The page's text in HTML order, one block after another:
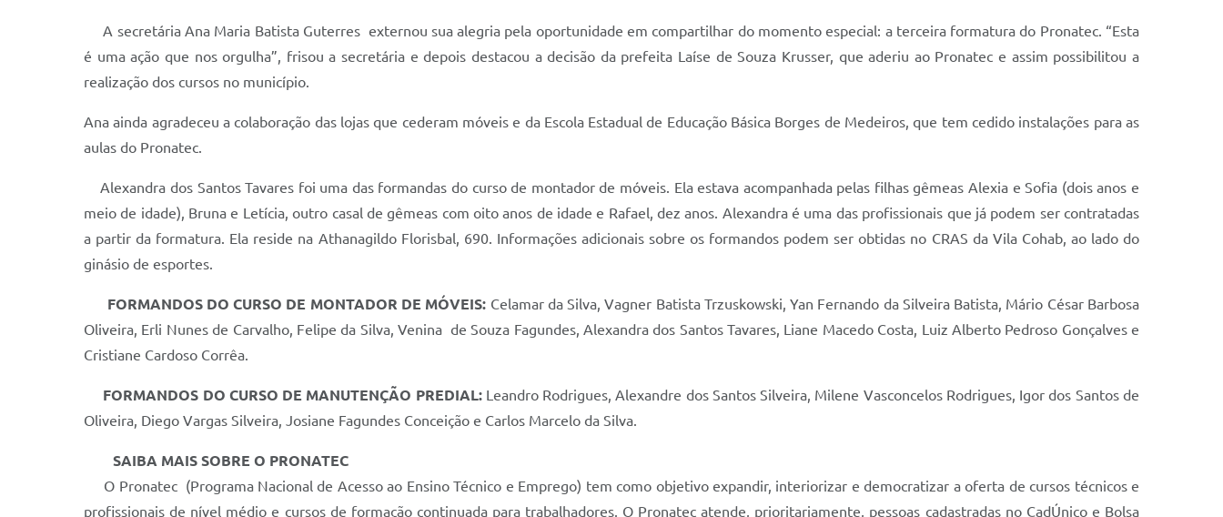
A secretária Ana Maria Batista Guterres externou sua alegria pela oportunidade em compartilhar do momento especial: a terceira formatura do Pronatec. “Esta
é uma ação que nos orgulha”, frisou a secretária e depois destacou a decisão da prefeita Laíse de Souza Krusser, que aderiu ao Pronatec e assim possibilitou a
realização dos cursos no município.
Ana ainda agradeceu a colaboração das lojas que cederam móveis e da Escola Estadual de Educação Básica Borges de Medeiros, que tem cedido instalações para as
aulas do Pronatec.
Alexandra dos Santos Tavares foi uma das formandas do curso de montador de móveis. Ela estava acompanhada pelas filhas gêmeas Alexia e Sofia (dois anos e
meio de idade), Bruna e Letícia, outro casal de gêmeas com oito anos de idade e Rafael, dez anos. Alexandra é uma das profissionais que já podem ser contratadas
a partir da formatura. Ela reside na Athanagildo Florisbal, 690. Informações adicionais sobre os formandos podem ser obtidas no CRAS da Vila Cohab, ao lado do
ginásio de esportes.
FORMANDOS DO CURSO DE MONTADOR DE MÓVEIS: Celamar da Silva, Vagner Batista Trzuskowski, Yan Fernando da Silveira Batista, Mário César Barbosa
Oliveira, Erli Nunes de Carvalho, Felipe da Silva, Venina de Souza Fagundes, Alexandra dos Santos Tavares, Liane Macedo Costa, Luiz Alberto Pedroso Gonçalves e
Cristiane Cardoso Corrêa.
FORMANDOS DO CURSO DE MANUTENÇÃO PREDIAL:Leandro Rodrigues, Alexandre dos Santos Silveira, Milene Vasconcelos Rodrigues, Igor dos Santos de
Oliveira, Diego Vargas Silveira, Josiane Fagundes Conceição e Carlos Marcelo da Silva.
SAIBA MAIS SOBRE O PRONATEC
O Pronatec (Programa Nacional de Acesso ao Ensino Técnico e Emprego) tem como objetivo expandir, interiorizar e democratizar a oferta de cursos técnicos e
profissionais de nível médio e cursos de formação continuada para trabalhadores. O Pronatec atende, prioritariamente, pessoas cadastradas no CadÚnico e Bolsa